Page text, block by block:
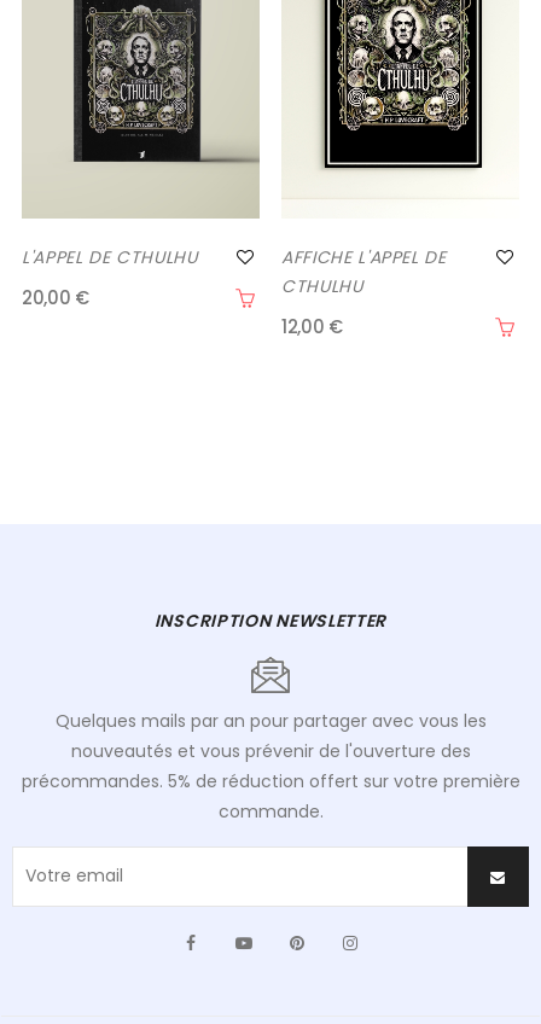
L'APPEL DE CTHULHU
20,00 €
AFFICHE L'APPEL DE
CTHULHU
12,00 €
INSCRIPTION NEWSLETTER
Quelques mails par an pour partager avec vous les
nouveautés et vous prévenir de l'ouverture des
précommandes. 5% de réduction offert sur votre première
commande.
FacebookYouTubePinterest